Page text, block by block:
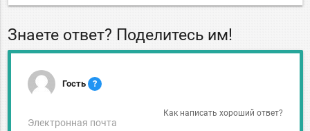
Знаете ответ? Поделитесь им!
Гость ?
Как написать хороший ответ?
Электронная почта